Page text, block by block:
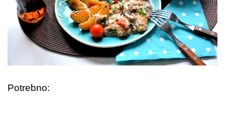
Potrebno: